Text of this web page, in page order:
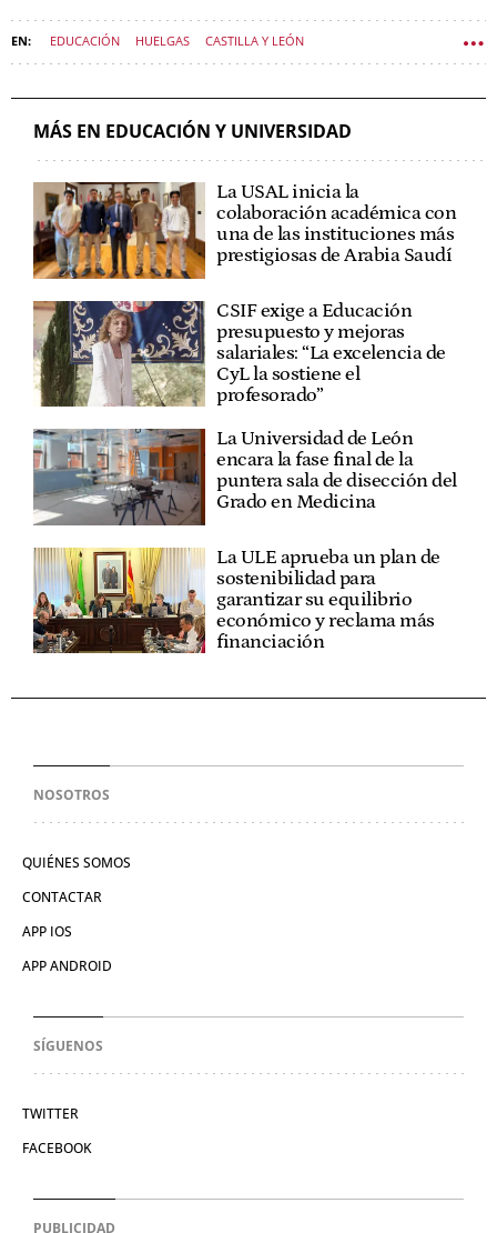
EDUCACIÓN HUELGAS CASTILLA Y LEÓN
MÁS EN EDUCACIÓN Y UNIVERSIDAD
La USAL inicia la
colaboración académica con
una de las instituciones más
prestigiosas de Arabia Saudí
CSIF exige a Educación
presupuesto y mejoras
salariales: “La excelencia de
CyL la sostiene el
profesorado”
La Universidad de León
encara la fase final de la
puntera sala de disección del
Grado en Medicina
La ULE aprueba un plan de
sostenibilidad para
garantizar su equilibrio
económico y reclama más
financiación
NOSOTROS
QUIÉNES SOMOS
CONTACTAR
APP IOS
APP ANDROID
SÍGUENOS
TWITTER
FACEBOOK
PUBLICIDAD